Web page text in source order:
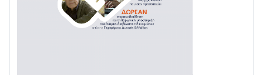
31/07 • 08:16
Δωρίδα για Όλους: «Καμία εκχώρηση των νερών